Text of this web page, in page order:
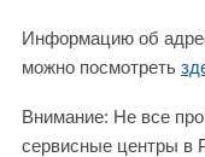
Информацию об
можно посмотреть
Внимание: Не все
сервисные центры в